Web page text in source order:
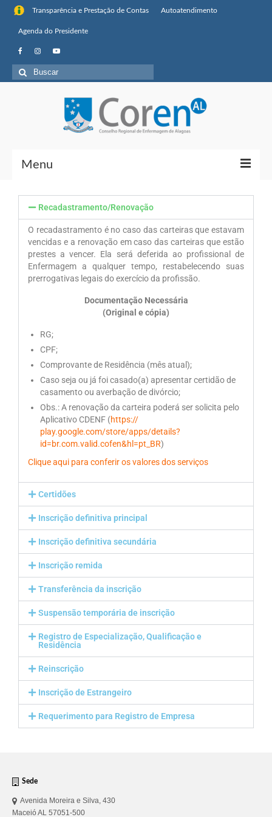
Transparência e Prestação de Contas Autoatendimento
Agenda do Presidente
Menu
Institucional
Missão, visão de futuro e valores
Organograma
Conselheiros e Diretoria
Governança
Transparência e Prestação de Contas
Eleições
Eleições Triênio 2027-2029
Eleições Anteriores
Agenda do presidente
Editais e licitação
Eleições
Legislações
Decisões
Portarias
Resoluções
Censura Pública
Recadastramento/Renovação
O recadastramento é no caso das carteiras que estavam
vencidas e a renovação em caso das carteiras que estão
prestes a vencer. Ela será deferida ao profissional de
Enfermagem a qualquer tempo, restabelecendo suas
prerrogativas legais do exercício da profissão.
Documentação Necessária
(Original e cópia)
RG;
CPF;
Comprovante de Residência (mês atual);
Caso seja ou já foi casado(a) apresentar certidão de
casamento ou averbação de divórcio;
Obs.: A renovação da carteira poderá ser solicita pelo
Aplicativo CDENF (https://
play.google.com/store/apps/details?
id=br.com.valid.cofen&hl=pt_BR)
Clique aqui para conferir os valores dos serviços
Certidões
Inscrição definitiva principal
Inscrição definitiva secundária
Inscrição remida
Transferência da inscrição
Suspensão temporária de inscrição
Registro de Especialização, Qualificação e
Residência
Reinscrição
Inscrição de Estrangeiro
Requerimento para Registro de Empresa
Sede
Avenida Moreira e Silva, 430
Maceió AL 57051-500